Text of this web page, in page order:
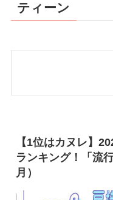
ティーン
【1位はカヌレ】
ランキング！「流
月）